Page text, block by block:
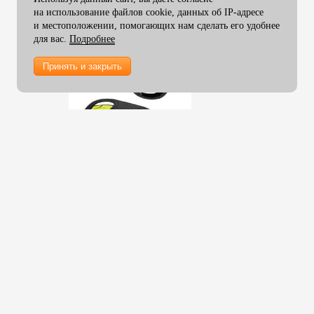
Защитные конверты для
ламинирования
Пленка ламинирования 305
мм
Пленка ламинирования 330
Пленка ламинирования 350
на использование файлов cookie, данных об IP-адресе
и местоположении, помогающих нам сделать его удобнее
для вас. Подробнее
Принять и закрыть